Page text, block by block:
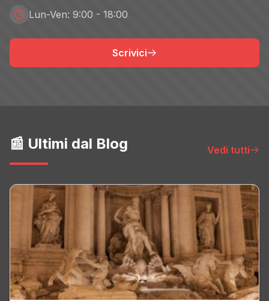
Lun-Ven: 9:00 - 18:00
Scrivici
📰 Ultimi dal Blog Vedi tutti